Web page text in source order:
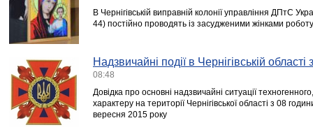
В Чернігівській виправній колонії управління ДПтС
44) постійно проводять із засудженими жінками роботу
Надзвичайні події в Чернігівській
08:48
Довідка про основні надзвичайні ситуації
характеру на території Чернігівської області з 08
вересня 2015 року